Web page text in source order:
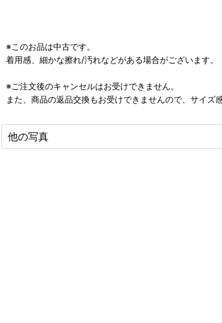
※このお品は中古です。
着用感、細かな擦れ/汚れなどがある場合がございます。
※ご注文後のキャンセルはお受けできません。
また、商品の返品交換もお受けできませんので、サイズ
他の写真